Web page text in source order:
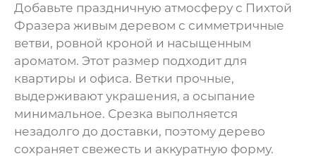
Добавьте праздничную атмосферу с Пихтой
Фразера живым деревом с симметричные
ветви, ровной кроной и насыщенным
ароматом. Этот размер подходит для
квартиры и офиса. Ветки прочные,
выдерживают украшения, а осыпание
минимальное. Срезка выполняется
незадолго до доставки, поэтому дерево
сохраняет свежесть и аккуратную форму.